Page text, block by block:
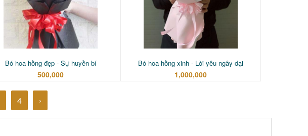
Bó hoa hồng đẹp - Sự huyền bí
500,000
Bó hoa hồng xinh - Lời yêu ngây dại
1,000,000
4 ›